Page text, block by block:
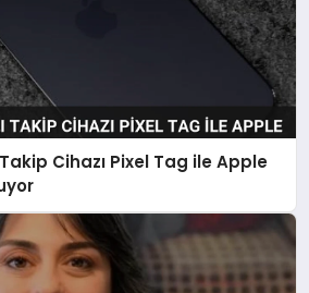
Cihazı Pixel Tag ile Apple